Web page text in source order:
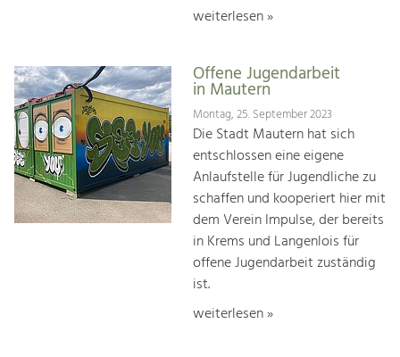
weiterlesen »
Offene Jugendarbeit
in Mautern
Montag, 25. September 2023
Die Stadt Mautern hat sich
entschlossen eine eigene
Anlaufstelle für Jugendliche zu
schaffen und kooperiert hier mit
dem Verein Impulse, der bereits
in Krems und Langenlois für
offene Jugendarbeit zuständig
ist.
weiterlesen »